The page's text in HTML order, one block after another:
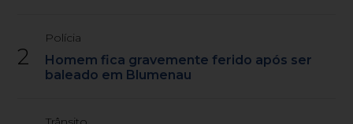
2
Polícia
Homem fica gravemente ferido após ser
baleado em Blumenau